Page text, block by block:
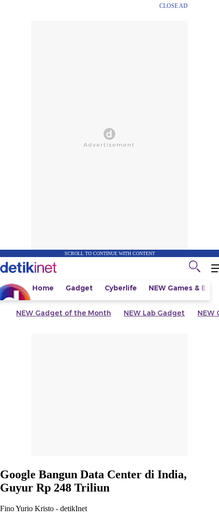
CLOSE AD
SCROLL TO CONTINUE WITH CONTENT
Home Gadget Cyberlife NEW Games &
NEW Gadget of the Month NEW Lab Gadget NEW
Google Bangun Data Center di India,
Guyur Rp 248 Triliun
Fino Yurio Kristo - detikInet